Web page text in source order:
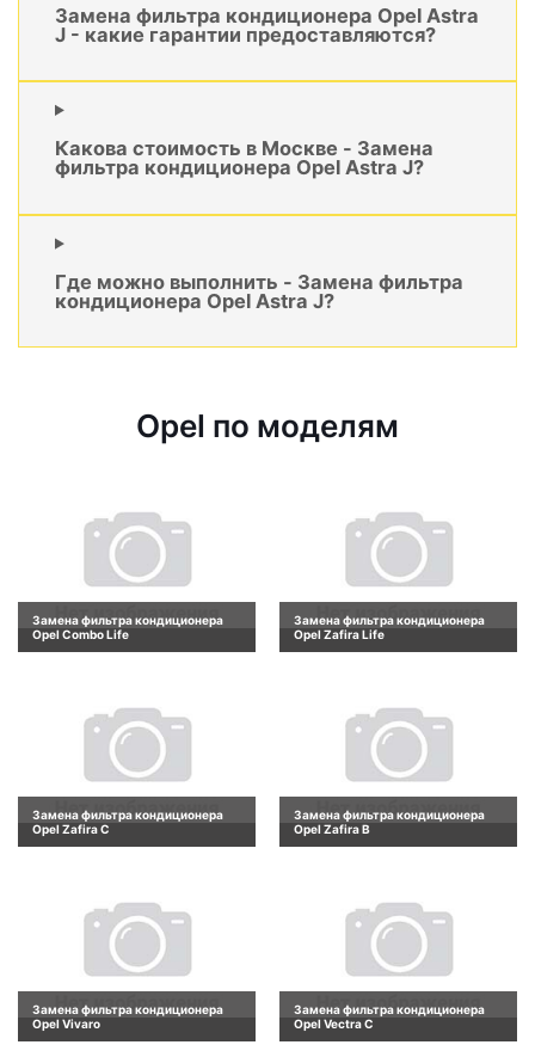
Замена фильтра кондиционера Opel Astra
J - какие гарантии предоставляются?
Какова стоимость в Москве - Замена
фильтра кондиционера Opel Astra J?
Где можно выполнить - Замена фильтра
кондиционера Opel Astra J?
Opel по моделям
Замена фильтра кондиционера
Opel Combo Life
Замена фильтра кондиционера
Opel Zafira Life
Замена фильтра кондиционера
Opel Zafira C
Замена фильтра кондиционера
Opel Zafira B
Замена фильтра кондиционера
Opel Vivaro
Замена фильтра кондиционера
Opel Vectra C